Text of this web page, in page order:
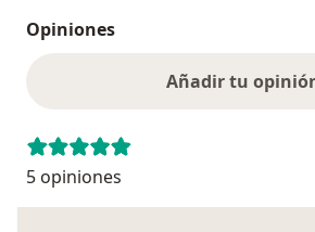
Opiniones
Añadir tu
5 opiniones